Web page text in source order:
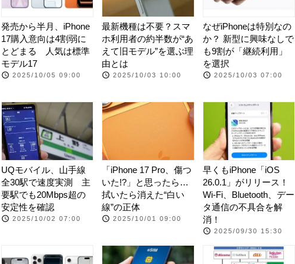
発売から半月、iPhone
17購入意向は4割弱に
とどまる 人気は標準
モデル17
2025/10/05 09:00
最新機種は不要？スマ
ホ利用者の約半数が“あ
えて旧モデル”を選ぶ理
由とは
2025/10/03 10:00
なぜiPhoneは特別なの
か？ 新型に興味なしで
も9割が「継続利用」
を選択
2025/10/03 07:00
UQモバイル、山手線
全30駅で速度実測 主
要駅でも20Mbps超の
安定性を確認
2025/10/02 07:00
「iPhone 17 Pro、傷つ
いた!?」と思ったら…
拭いたら消えた“白い
線”の正体
2025/10/01 09:00
早くもiPhone「iOS
26.0.1」がリリース！
Wi-Fi、Bluetooth、デー
タ通信の不具合を解
消！
2025/09/30 15:30